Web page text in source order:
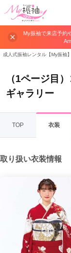
My振袖で来店予約
成人式振袖レンタル【My振袖】
（1ページ目
ギャラリー
TOP 衣装
取り扱い衣装情報